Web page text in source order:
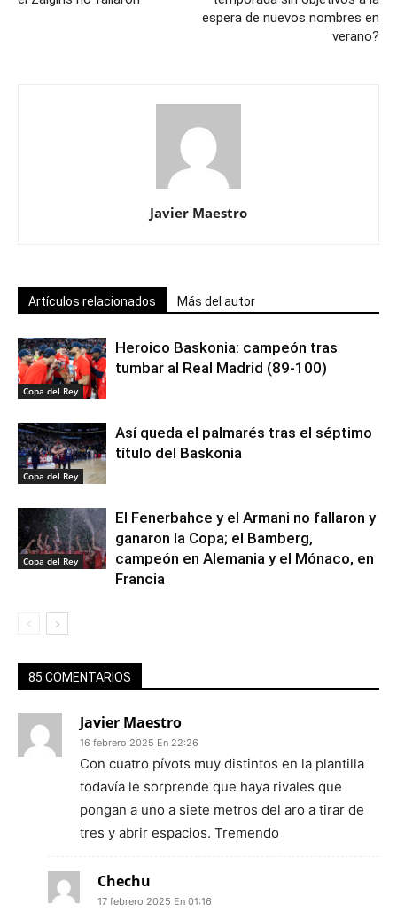
espera de nuevos nombres en
verano?
Javier Maestro
Artículos relacionados Más del autor
Copa del Rey
Heroico Baskonia: campeón tras
tumbar al Real Madrid (89-100)
Copa del Rey
Así queda el palmarés tras el séptimo
título del Baskonia
Copa del Rey
El Fenerbahce y el Armani no fallaron y
ganaron la Copa; el Bamberg,
campeón en Alemania y el Mónaco, en
Francia
85 COMENTARIOS
Javier Maestro
16 febrero 2025 En 22:26
Con cuatro pívots muy distintos en la plantilla
todavía le sorprende que haya rivales que
pongan a uno a siete metros del aro a tirar de
tres y abrir espacios. Tremendo
Chechu
17 febrero 2025 En 01:16